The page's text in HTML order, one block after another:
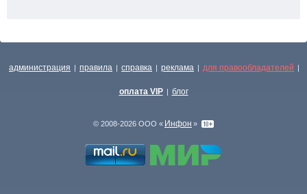
администрация | правила | справка | реклама | для правообладателей |
оплата VIP | блог
© 2008-2026 ООО « Инфон »